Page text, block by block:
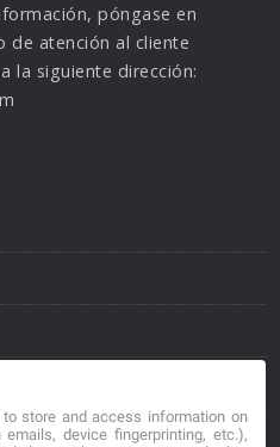
póngase en
de atención al cliente
la siguiente dirección:
store and access information on
device fingerprinting, etc.),